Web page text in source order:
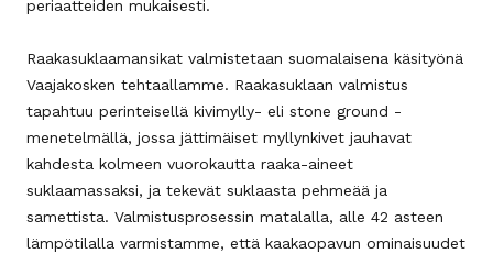
periaatteiden mukaisesti.
Raakasuklaamansikat valmistetaan suomalaisena käsityönä
Vaajakosken tehtaallamme. Raakasuklaan valmistus
tapahtuu perinteisellä kivimylly- eli stone ground -
menetelmällä, jossa jättimäiset myllynkivet jauhavat
kahdesta kolmeen vuorokautta raaka-aineet
suklaamassaksi, ja tekevät suklaasta pehmeää ja
samettista. Valmistusprosessin matalalla, alle 42 asteen
lämpötilalla varmistamme, että kaakaopavun ominaisuudet